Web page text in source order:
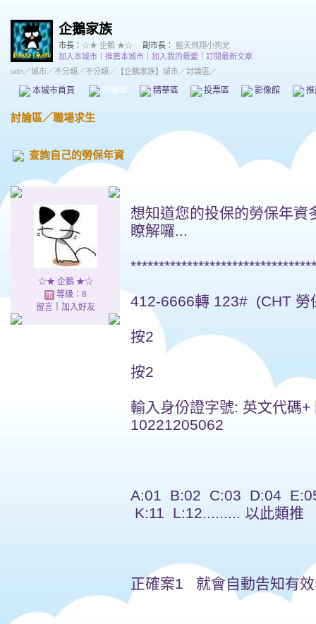
企鵝家族
市長： ☆★ 企鵝 ★☆ 副市長： 藍天飛翔小狗兒
加入本城市
推薦本城市 加入我的最愛
訂閱最新文章
udn／城市／不分類 ／不分類 ／ 【企鵝家族】城市／討論區／
本城市首頁 討論區 精華區 投票區 影像館
討論區／職場求生
查詢自己的勞保年資
☆★ 企鵝 ★☆
等級：8
留言｜ 加入好友
想知道您的投保的勞保年資
瞭解囉...
412-6666轉 123# (CHT 勞
按2
按2
輸入身份證字號: 英文代碼
10221205062
A:01 B:02 C:03 D:04
K:11 L:12......... 以此類推
正確案1 就會自動告知有